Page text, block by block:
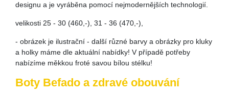
designu a je vyráběna pomocí nejmodernějších technologií.
velikosti 25 - 30 (460,-), 31 - 36 (470,-),
- obrázek je ilustrační - další různé barvy a obrázky pro kluky
a holky máme dle aktuální nabídky! V případě potřeby
nabízíme měkkou froté savou bílou stélku!
Boty Befado a zdravé obouvání